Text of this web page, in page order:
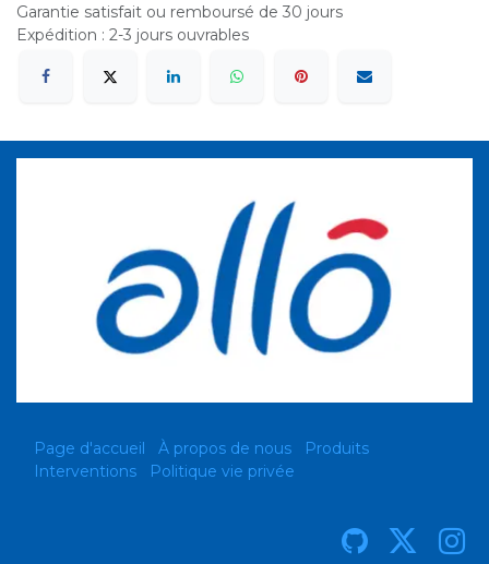
Garantie satisfait ou remboursé de 30 jours
Expédition : 2-3 jours ouvrables
Page d'accueil À propos de nous
Produits
Interventions
Politique vie privée